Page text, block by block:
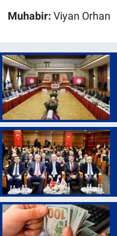
Muhabir: Viyan Orhan